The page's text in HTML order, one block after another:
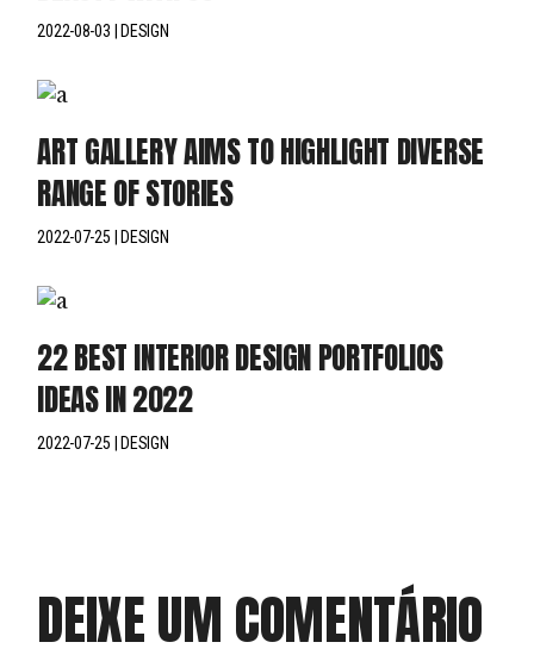
2022-08-03 DESIGN
ART GALLERY AIMS TO HIGHLIGHT DIVERSE
RANGE OF STORIES
2022-07-25 DESIGN
22 BEST INTERIOR DESIGN PORTFOLIOS
IDEAS IN 2022
2022-07-25 DESIGN
DEIXE UM COMENTÁRIO